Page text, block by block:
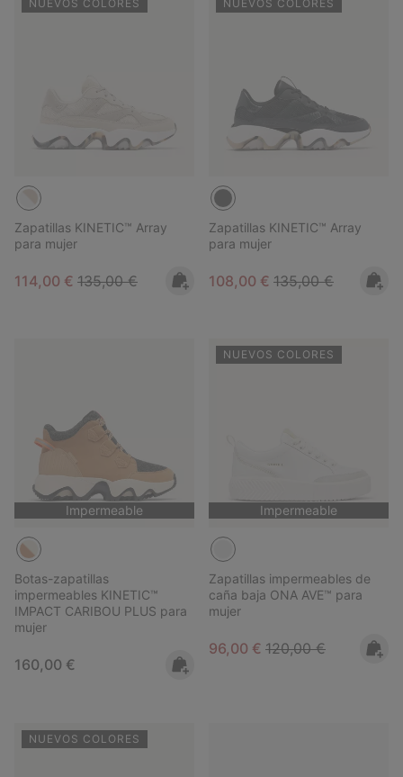
NUEVOS COLORES
Zapatillas KINETIC™ Array
para mujer
Sale price:
114,00 € Regular price:
135,00 €
NUEVOS COLORES
Zapatillas KINETIC™ Array
para mujer
Sale price:
108,00 € Regular price:
135,00 €
Impermeable
Botas-zapatillas
impermeables KINETIC™
IMPACT CARIBOU PLUS para
mujer
Regular price:
160,00 €
NUEVOS COLORES
Impermeable
Zapatillas impermeables de
caña baja ONA AVE™ para
mujer
Sale price:
96,00 € Regular price:
120,00 €
NUEVOS COLORES